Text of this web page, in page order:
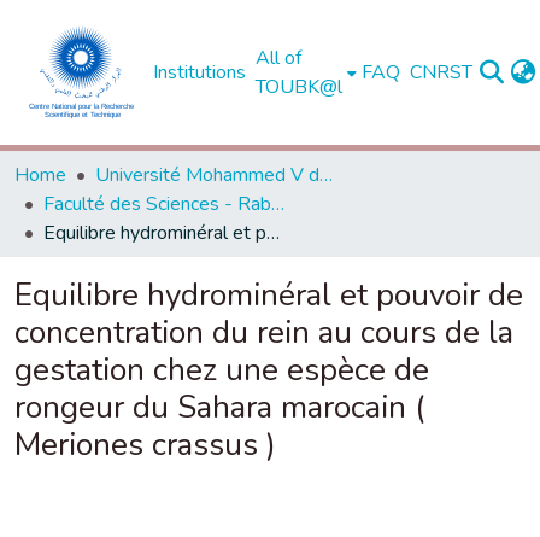
Institutions
All of
TOUBK@l
FAQ CNRST
Home
Université Mohammed V de Rabat
Faculté des Sciences - Rabat
Equilibre hydrominéral et pouvoir de concentration du rein au cours de la gestation chez une espèce de rongeur du Sahara marocain ( Meriones crassus )
Equilibre hydrominéral et pouvoir de
concentration du rein au cours de la
gestation chez une espèce de
rongeur du Sahara marocain (
Meriones crassus )